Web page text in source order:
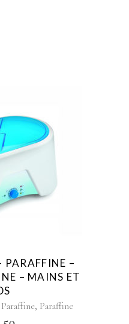
–
– MAINS ET
Paraffine, Paraffine